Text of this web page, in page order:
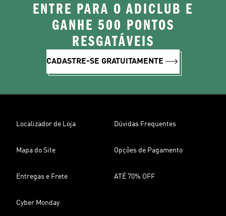
ENTRE PARA O ADICLUB E
GANHE 500 PONTOS
RESGATÁVEIS
CADASTRE-SE GRATUITAMENTE
Localizador de Loja Dúvidas Frequentes
Mapa do Site Opções de Pagamento
Entregas e Frete ATÉ 70% OFF
Cyber Monday